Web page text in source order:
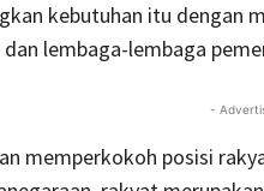
kebutuhan itu dengan
lembaga-lembaga
-
memperkokoh posisi